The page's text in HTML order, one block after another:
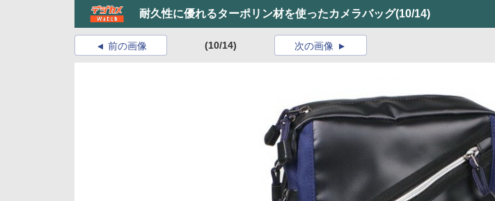
耐久性に優れるターポリン材を使ったカメラバッグ(10/14)
前の画像 (10/14) 次の画像